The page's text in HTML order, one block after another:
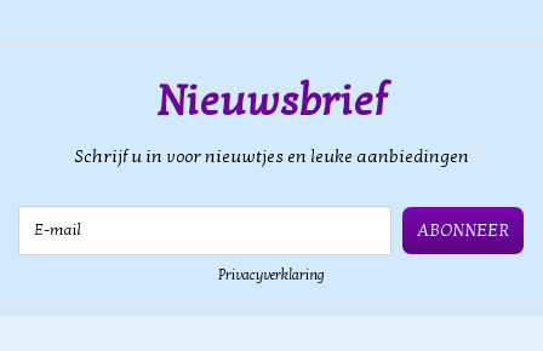
Nieuwsbrief
Schrijf u in voor nieuwtjes en leuke aanbiedingen
ABONNEER
Privacyverklaring